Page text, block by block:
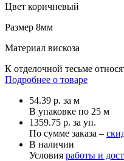
Цвет коричневый
Размер 8мм
Материал вискоза
К отделочной тесьме
Подробнее о товаре
54.39 р. за м
В упаковке по 25 м
1359.75 р. за уп.
По сумме заказа –
В наличии
Условия работы и